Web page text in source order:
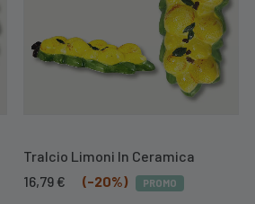
Tralcio Limoni In Ceramica
Il16,79€ (-20%) PROMO